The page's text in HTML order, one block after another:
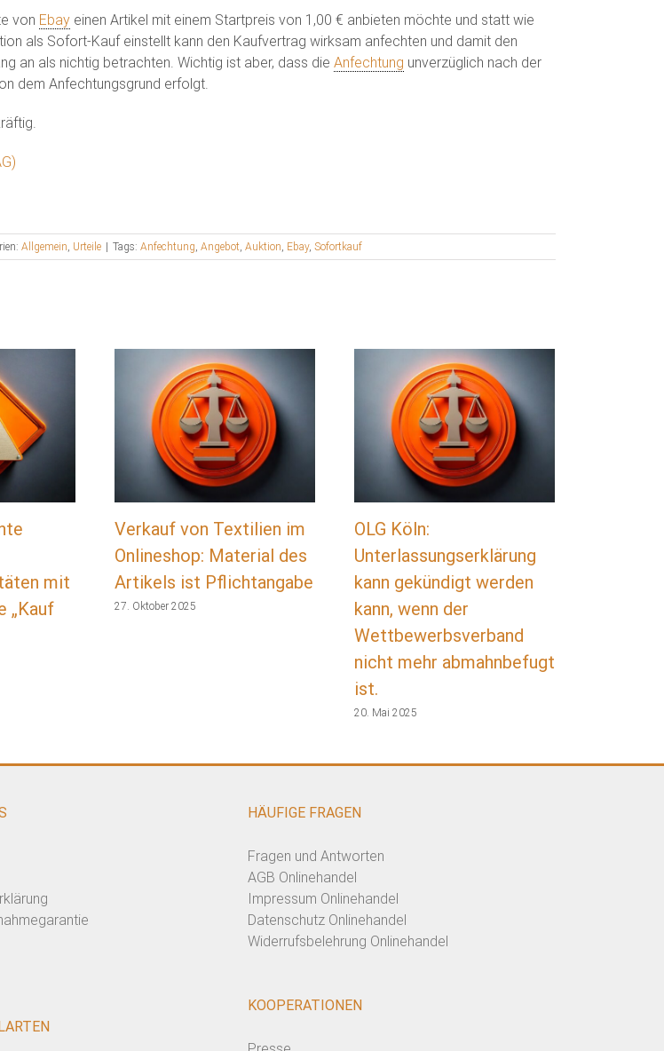
von Ebay einen Artikel mit einem Startpreis von 1,00 € anbieten möchte und statt wie
als Sofort-Kauf einstellt kann den Kaufvertrag wirksam anfechten und damit den
an als nichtig betrachten. Wichtig ist aber, dass die Anfechtung unverzüglich nach der
dem Anfechtungsgrund erfolgt.
Allgemein, Urteile Tags: Anfechtung, Angebot, Auktion, Ebay, Sofortkauf
mit
„Kauf
Verkauf von Textilien im
Onlineshop: Material des
Artikels ist Pflichtangabe
27. Oktober 2025
OLG Köln:
Unterlassungserklärung
kann gekündigt werden
kann, wenn der
Wettbewerbsverband
nicht mehr abmahnbefugt
ist.
20. Mai 2025
HÄUFIGE FRAGEN
Fragen und Antworten
AGB Onlinehandel
Impressum Onlinehandel
Datenschutz Onlinehandel
Widerrufsbelehrung Onlinehandel
KOOPERATIONEN